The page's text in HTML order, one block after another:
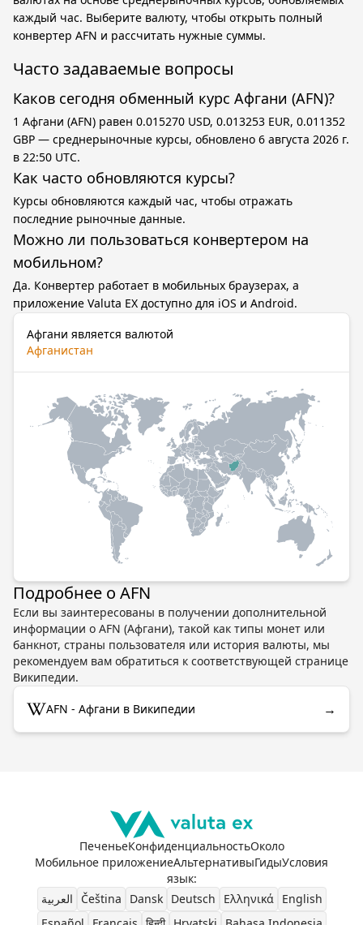
каждый час. Выберите валюту, чтобы открыть полный
конвертер AFN и рассчитать нужные суммы.
Часто задаваемые вопросы
Каков сегодня обменный курс Афгани (AFN)?
1 Афгани (AFN) равен 0.015270 USD, 0.013253 EUR, 0.011352
GBP — среднерыночные курсы, обновлено 6 августа 2026 г.
в 22:50 UTC.
Как часто обновляются курсы?
Курсы обновляются каждый час, чтобы отражать
последние рыночные данные.
Можно ли пользоваться конвертером на
мобильном?
Да. Конвертер работает в мобильных браузерах, а
приложение Valuta EX доступно для iOS и Android.
Афгани является валютой
Афганистан
Подробнее о AFN
Если вы заинтересованы в получении дополнительной
информации о AFN (Афгани), такой как типы монет или
банкнот, страны пользователя или история валюты, мы
рекомендуем вам обратиться к соответствующей странице
Википедии.
AFN - Афгани в Википедии →
ПеченьеКонфиденциальностьОколо
Мобильное приложениеАльтернативыГидыУсловия
язык:
العربية
Čeština Dansk Deutsch Ελληνικά
English